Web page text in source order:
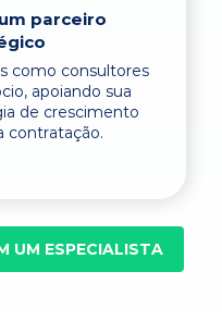
parceiro
como consultores
apoiando sua
de crescimento
contratação.
UM ESPECIALISTA